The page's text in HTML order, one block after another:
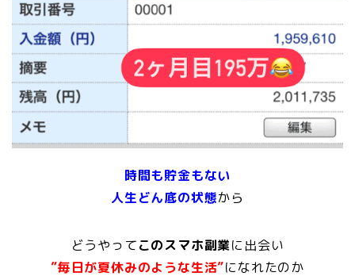
時間も貯金もない
人生どん底の状態から
どうやってこのスマホ副業に出会い
”毎日が夏休みのような生活”になれたのか